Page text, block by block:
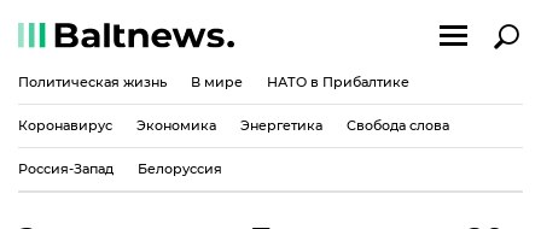
Политическая жизнь В мире НАТО в Прибалтике
Коронавирус Экономика Энергетика Свобода слова
Россия-Запад Белоруссия